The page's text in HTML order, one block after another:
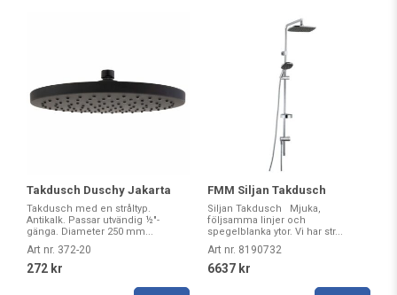
Takdusch Duschy Jakarta
Takdusch med en stråltyp.
Antikalk. Passar utvändig ½"-
gänga. Diameter 250 mm...
Art nr. 372-20
272 kr
FMM Siljan Takdusch
Siljan Takdusch Mjuka,
följsamma linjer och
spegelblanka ytor. Vi har str...
Art nr. 8190732
6637 kr